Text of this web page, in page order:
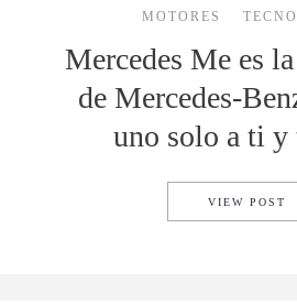
MOTORES
Mercedes Me es
de Mercedes-
uno solo a ti y
VIEW POST